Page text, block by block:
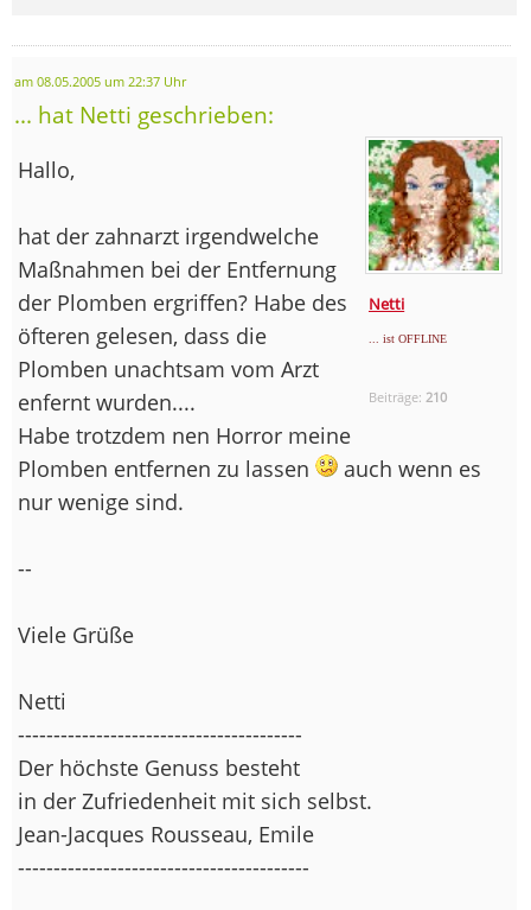
am 08.05.2005 um 22:37 Uhr
... hat Netti geschrieben:
Netti
... ist OFFLINE
Beiträge: 210
Hallo,
hat der zahnarzt irgendwelche
Maßnahmen bei der Entfernung
der Plomben ergriffen? Habe des
öfteren gelesen, dass die
Plomben unachtsam vom Arzt
enfernt wurden....
Habe trotzdem nen Horror meine
Plomben entfernen zu lassen
auch wenn es
nur wenige sind.
--
Viele Grüße
Netti
----------------------------------------
Der höchste Genuss besteht
in der Zufriedenheit mit sich selbst.
Jean-Jacques Rousseau, Emile
-----------------------------------------